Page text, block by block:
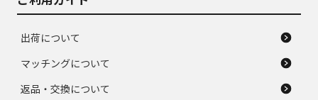
出荷について
マッチングについて
返品・交換について